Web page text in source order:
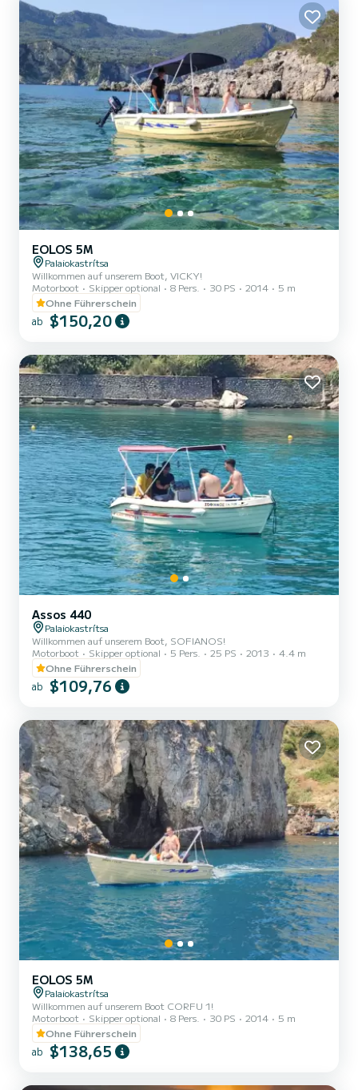
EOLOS 5M
Palaiokastrítsa
Willkommen auf unserem Boot, VICKY!
Motorboot
Skipper optional 8 Pers. 30 PS 2014
5 m
Ohne Führerschein
ab $150,20
Assos 440
Palaiokastrítsa
Willkommen auf unserem Boot, SOFIANOS!
Motorboot
Skipper optional 5 Pers. 25 PS 2013
4.4 m
Ohne Führerschein
ab $109,76
EOLOS 5M
Palaiokastrítsa
Willkommen auf unserem Boot CORFU 1!
Motorboot
Skipper optional 8 Pers. 30 PS 2014
5 m
Ohne Führerschein
ab $138,65